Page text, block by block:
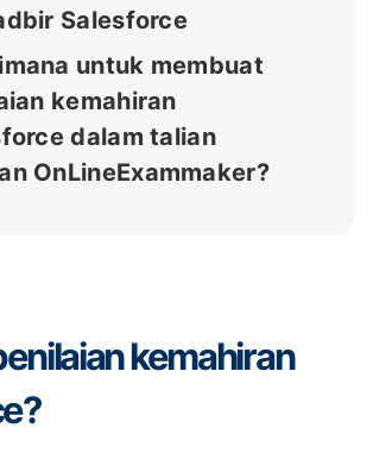
Salesforce
untuk membuat
kemahiran
dalam talian
OnLineExammaker?
kemahiran